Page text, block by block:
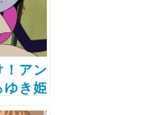
！アン
ゆき姫